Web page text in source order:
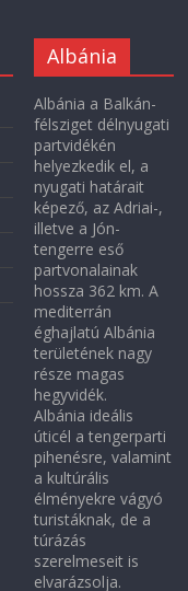
Albánia
Albánia a Balkán-
félsziget délnyugati
partvidékén
helyezkedik el, a
nyugati határait
képező, az Adriai-,
illetve a Jón-
tengerre eső
partvonalainak
hossza 362 km. A
mediterrán
éghajlatú Albánia
területének nagy
része magas
hegyvidék.
Albánia ideális
úticél a tengerparti
pihenésre, valamint
a kultúrális
élményekre vágyó
turistáknak, de a
túrázás
szerelmeseit is
elvarázsolja.